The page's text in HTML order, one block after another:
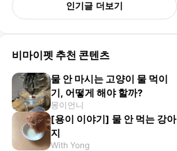
인기글 더보기
비마이펫 추천 콘텐츠
물 안 마시는 고양이 물 먹이
기, 어떻게 해야 할까?
몽이언니
[용이 이야기] 물 안 먹는 강아
지
With Yong